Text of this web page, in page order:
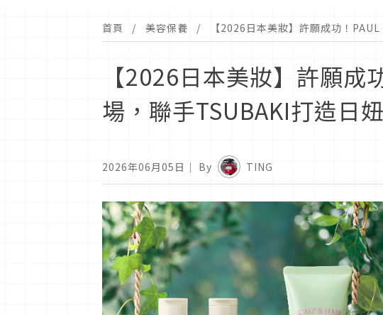
首頁 美容保養 【2026日本美妝】許願成功！
【2026日本美妝】許願
場，聯手TSUBAKI打造日
2026年06月05日 ｜ By TING